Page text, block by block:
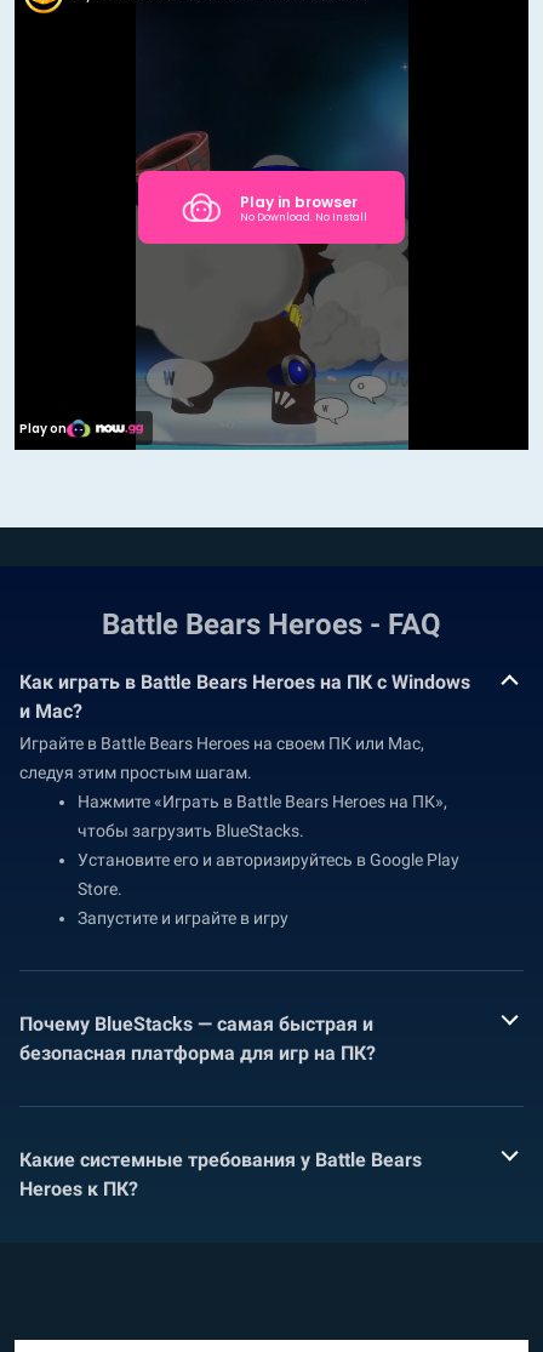
Battle Bears Heroes - FAQ
Как играть в Battle Bears Heroes на ПК с Windows
и Mac?
Играйте в Battle Bears Heroes на своем ПК или Mac,
следуя этим простым шагам.
Нажмите «Играть в Battle Bears Heroes на ПК»,
чтобы загрузить BlueStacks.
Установите его и авторизируйтесь в Google Play
Store.
Запустите и играйте в игру
Почему BlueStacks — самая быстрая и
безопасная платформа для игр на ПК?
Какие системные требования у Battle Bears
Heroes к ПК?